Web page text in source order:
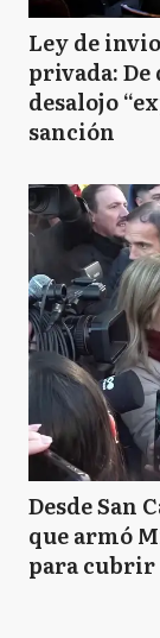
Ley de
privada:
desalojo
sanción
Desde San
que armó
para cubrir